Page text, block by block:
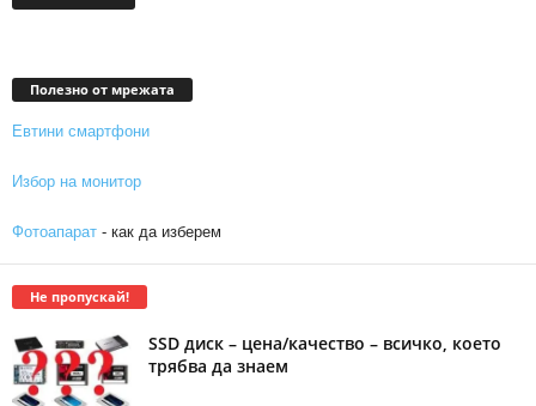
Полезно от мрежата
Евтини смартфони
Избор на монитор
Фотоапарат - как да изберем
Не пропускай!
SSD диск – цена/качество – всичко, което
трябва да знаем